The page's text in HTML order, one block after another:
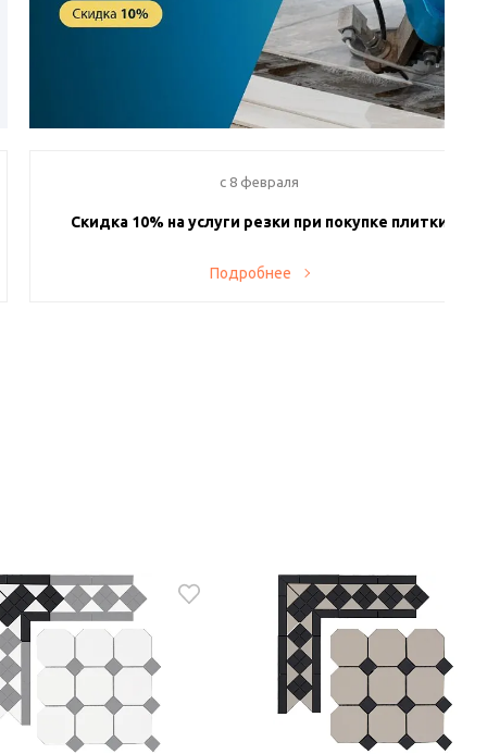
c 8 февраля
Скидка 10% на услуги резки при покупке плитки
Теперь у вас есть возможность заказывать у нас резку
Подробнее